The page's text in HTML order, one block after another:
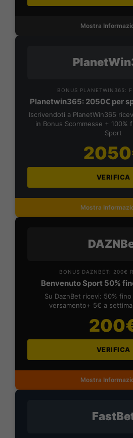
Mostra
BONUS PLANETWIN365:
Planetwin365: 2050€ per
Iscrivendoti a PlanetWin365
in Bonus Scommesse + 100%
Sport
VERIFICA
Mostra
BONUS DAZNBET: 200€
Benvenuto Sport 50%
Su DaznBet ricevi: 50%
versamento+ 5€ a
VERIFICA
Mostra